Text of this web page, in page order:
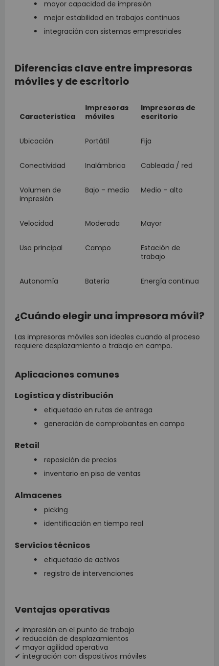
mayor capacidad de impresión
mejor estabilidad en trabajos continuos
integración con sistemas empresariales
Diferencias clave entre impresoras
móviles y de escritorio
Característica
Impresoras
móviles
Impresoras de
escritorio
Ubicación Portátil Fija
Conectividad Inalámbrica Cableada / red
Volumen de
impresión
Bajo – medio Medio – alto
Velocidad Moderada Mayor
Uso principal Campo
Estación de
trabajo
Autonomía Batería Energía continua
¿Cuándo elegir una impresora móvil?
Las impresoras móviles son ideales cuando el proceso
requiere desplazamiento o trabajo en campo.
Aplicaciones comunes
Logística y distribución
etiquetado en rutas de entrega
generación de comprobantes en campo
Retail
reposición de precios
inventario en piso de ventas
Almacenes
picking
identificación en tiempo real
Servicios técnicos
etiquetado de activos
registro de intervenciones
Ventajas operativas
✔ impresión en el punto de trabajo
✔ reducción de desplazamientos
✔ mayor agilidad operativa
✔ integración con dispositivos móviles